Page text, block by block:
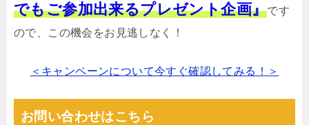
でもご参加出来るプレゼント企画』です
ので、この機会をお見逃しなく！
＜キャンペーンについて今すぐ確認してみる！＞
お問い合わせはこちら